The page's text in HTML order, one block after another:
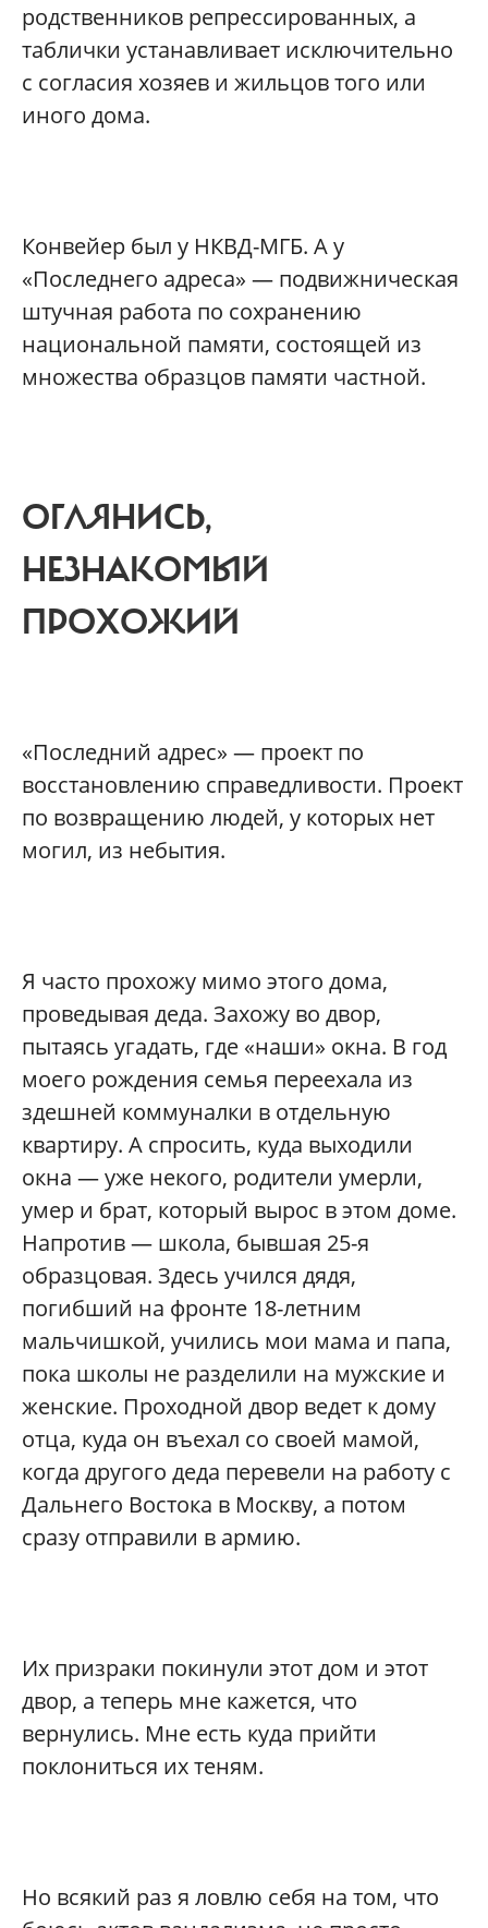
родственников репрессированных, а
таблички устанавливает исключительно
с согласия хозяев и жильцов того или
иного дома.
Конвейер был у НКВД-МГБ. А у
«Последнего адреса» — подвижническая
штучная работа по сохранению
национальной памяти, состоящей из
множества образцов памяти частной.
ОГЛЯНИСЬ,
НЕЗНАКОМЫЙ
ПРОХОЖИЙ
«Последний адрес» — проект по
восстановлению справедливости. Проект
по возвращению людей, у которых нет
могил, из небытия.
Я часто прохожу мимо этого дома,
проведывая деда. Захожу во двор,
пытаясь угадать, где «наши» окна. В год
моего рождения семья переехала из
здешней коммуналки в отдельную
квартиру. А спросить, куда выходили
окна — уже некого, родители умерли,
умер и брат, который вырос в этом доме.
Напротив — школа, бывшая 25-я
образцовая. Здесь учился дядя,
погибший на фронте 18-летним
мальчишкой, учились мои мама и папа,
пока школы не разделили на мужские и
женские. Проходной двор ведет к дому
отца, куда он въехал со своей мамой,
когда другого деда перевели на работу с
Дальнего Востока в Москву, а потом
сразу отправили в армию.
Их призраки покинули этот дом и этот
двор, а теперь мне кажется, что
вернулись. Мне есть куда прийти
поклониться их теням.
Но всякий раз я ловлю себя на том, что